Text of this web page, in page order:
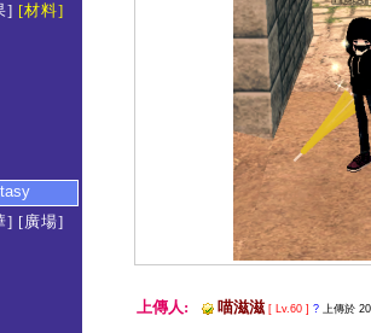
] [材料]
] [廣場]
上傳人: 喵滋滋 [ Lv.60 ] ? 上傳於